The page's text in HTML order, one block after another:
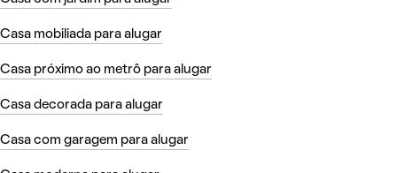
Casa mobiliada para alugar
Casa próximo ao metrô para alugar
Casa decorada para alugar
Casa com garagem para alugar